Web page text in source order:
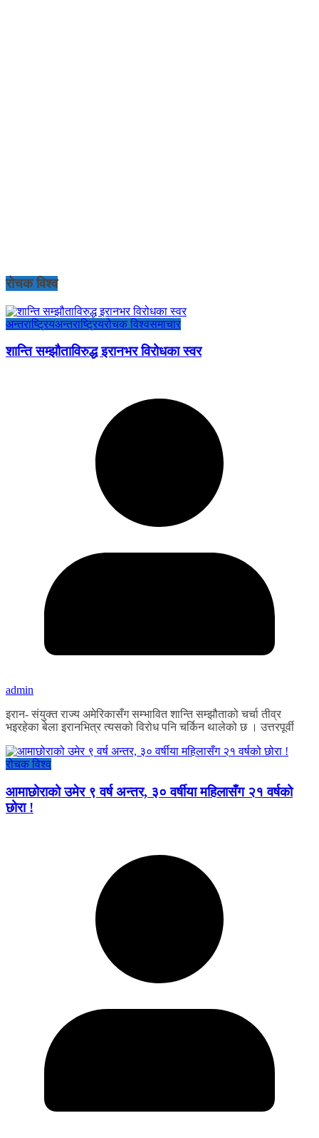
रोचक विश्व
अन्तराष्ट्रियअन्तराष्ट्रियरोचक विश्वसमाचार
शान्ति सम्झौताविरुद्ध इरानभर विरोधका स्वर
admin
इरान- संयुक्त राज्य अमेरिकासँग सम्भावित शान्ति सम्झौताको चर्चा तीव्र
भइरहेका बेला इरानभित्र त्यसको विरोध पनि चर्किन थालेको छ । उत्तरपूर्वी
रोचक विश्व
आमाछोराको उमेर ९ वर्ष अन्तर, ३० वर्षीया महिलासँग २१ वर्षको
छोरा !